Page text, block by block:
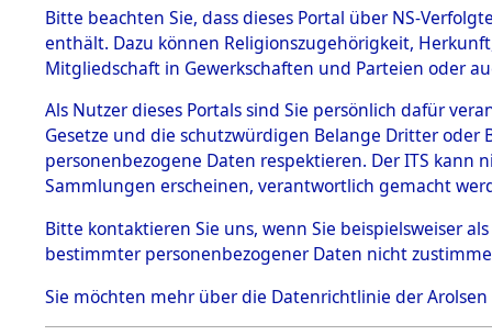
BESTÄNDE
1.
mente
5. Verschiedenes
5.3
Todesmärsche
5.3.1 Alliierte
Erhebungen
zu
Todesmärsch
en
5.3.2
der Weser
Bitte beachten Sie, dass dieses Portal über NS-
enthält. Dazu können Religionszugehörigkeit,
Mitgliedschaft in Gewerkschaften und Parteien oder
Als Nutzer dieses Portals sind Sie persönlich dafür
Gesetze und die schutzwürdigen Belange Dritter
personenbezogene Daten respektieren. Der ITS
Sammlungen erscheinen, verantwortlich gemacht
Bitte kontaktieren Sie uns, wenn Sie beispielsweiser
bestimmter personenbezogener Daten nicht
Sie möchten mehr über die Datenrichtlinie der Arolsen